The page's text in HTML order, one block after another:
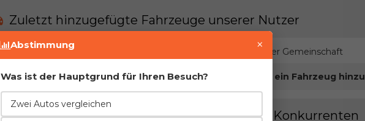
Zuletzt hinzugefügte Fahrzeuge unserer Nutzer
Derzeit gibt es keine solchen Fahrzeuge in unserer Gemeinschaft
Treten Sie der Gemeinschaft bei und fügen Sie ein Fahrzeug hinzu
Vor- und Nachteile im Vergleich zur direkten Konkurrenten
Abstimmung ×
Was ist der Hauptgrund für Ihren Besuch?
Zwei Autos vergleichen